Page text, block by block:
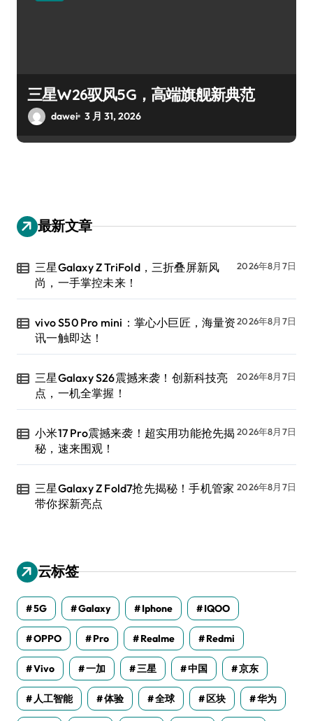
三星W26驭风5G，高端旗舰新典范
dawei 3 月 31, 2026
最新文章
三星Galaxy Z TriFold，三折叠屏新风
尚，一手掌控未来！
2026年8月7日
vivo S50 Pro mini：掌心小巨匠，海量资
讯一触即达！
2026年8月7日
三星Galaxy S26震撼来袭！创新科技亮
点，一机全掌握！
2026年8月7日
小米17 Pro震撼来袭！超实用功能抢先揭
秘，速来围观！
2026年8月7日
三星Galaxy Z Fold7抢先揭秘！手机管家
带你探新亮点
2026年8月7日
云标签
5G Galaxy Iphone IQOO
OPPO Pro Realme Redmi
Vivo 一加 三星 中国 京东
人工智能 体验 全球 区块 华为